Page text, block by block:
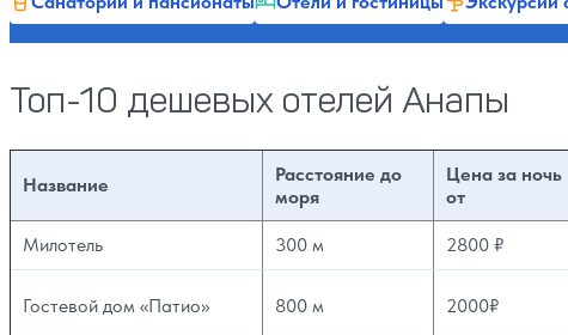
Топ-10 дешевых отелей Анапы
Название
Расстояние до
моря
Цена за ночь
от
Милотель 300 м 2800 ₽
Гостевой дом «Патио» 800 м 2000₽